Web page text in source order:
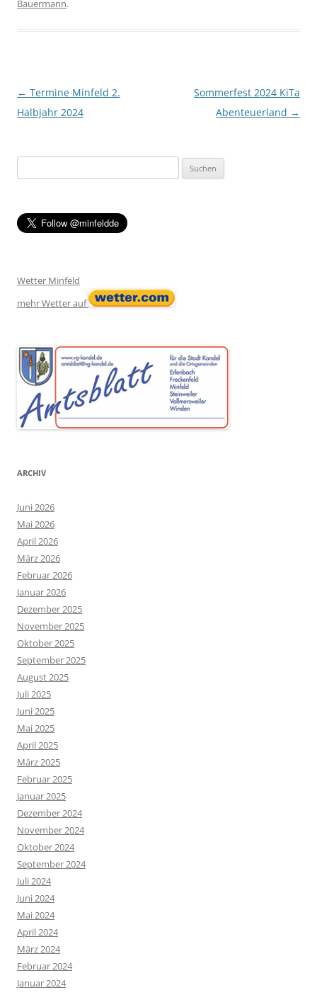
Bauermann.
Post navigation
← Termine Minfeld 2.
Halbjahr 2024
Sommerfest 2024 KiTa
Abenteuerland →
nach:
Wetter Minfeld
mehr Wetter auf
ARCHIV
Juni 2026
Mai 2026
April 2026
März 2026
Februar 2026
Januar 2026
Dezember 2025
November 2025
Oktober 2025
September 2025
August 2025
Juli 2025
Juni 2025
Mai 2025
April 2025
März 2025
Februar 2025
Januar 2025
Dezember 2024
November 2024
Oktober 2024
September 2024
Juli 2024
Juni 2024
Mai 2024
April 2024
März 2024
Februar 2024
Januar 2024